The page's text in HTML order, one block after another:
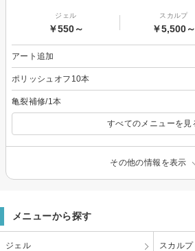
ジェル
￥550～
スカルプ
￥5,500～
アート追加
ポリッシュオフ10本
亀裂補修/1本
すべてのメニューを見
その他の情報を表示
メニューから探す
ジェル スカルプ